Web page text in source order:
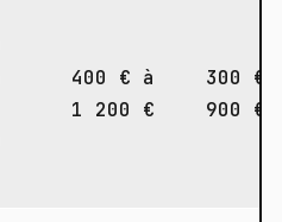
400 € à
1 200 €
300 €
900 €